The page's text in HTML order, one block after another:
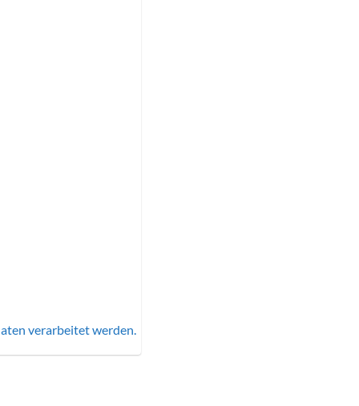
verarbeitet werden.